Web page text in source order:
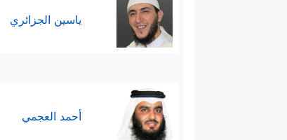
ياسين الجزائري
أحمد العجمي